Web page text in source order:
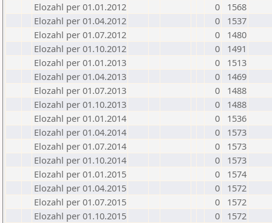
Elozahl per 01.01.2012
0
1568
Elozahl per 01.04.2012
0
1537
Elozahl per 01.07.2012
0
1480
Elozahl per 01.10.2012
0
1491
Elozahl per 01.01.2013
0
1513
Elozahl per 01.04.2013
0
1469
Elozahl per 01.07.2013
0
1488
Elozahl per 01.10.2013
0
1488
Elozahl per 01.01.2014
0
1536
Elozahl per 01.04.2014
0
1573
Elozahl per 01.07.2014
0
1573
Elozahl per 01.10.2014
0
1573
Elozahl per 01.01.2015
0
1574
Elozahl per 01.04.2015
0
1572
Elozahl per 01.07.2015
0
1572
Elozahl per 01.10.2015
0
1572